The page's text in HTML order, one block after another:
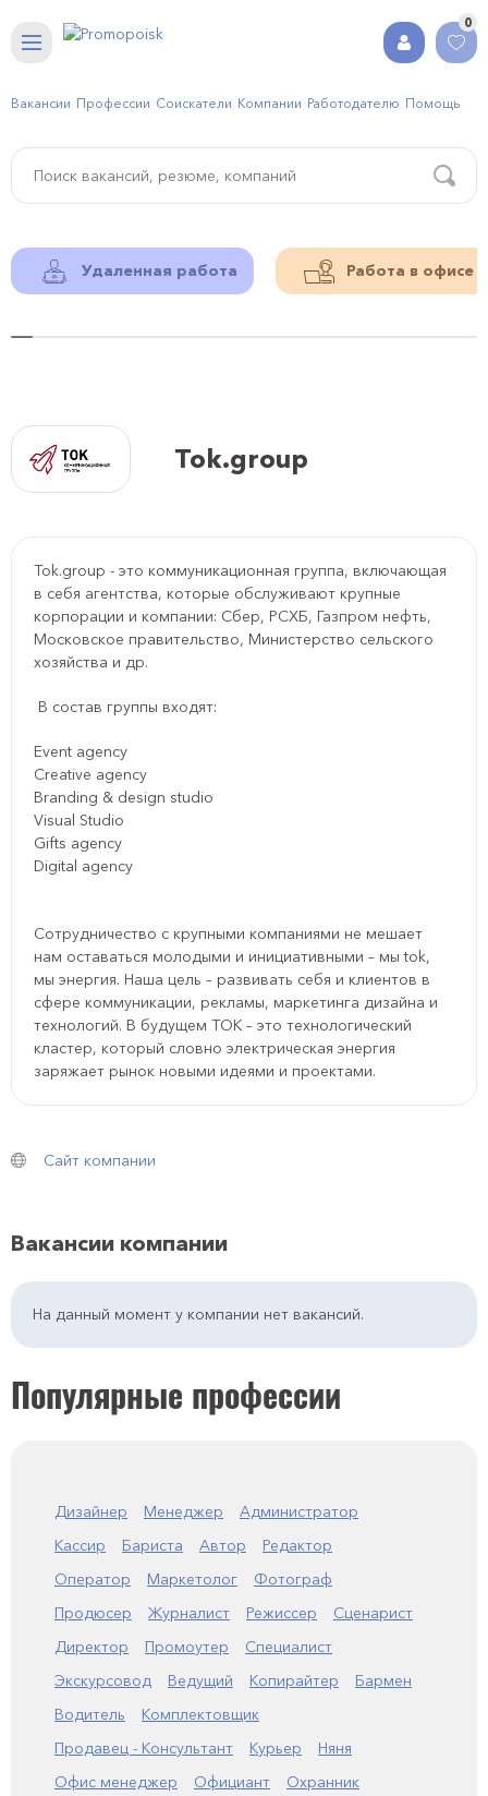
0
Вакансии Профессии Соискатели Компании Работодателю Помощь
Удаленная работа Работа в офисе
Tok.group
Tok.group - это коммуникационная группа, включающая
в себя агентства, которые обслуживают крупные
корпорации и компании: Сбер, РСХБ, Газпром нефть,
Московское правительство, Министерство сельского
хозяйства и др.
В состав группы входят:
Event agency
Creative agency
Branding & design studio
Visual Studio
Gifts agency
Digital agency
Сотрудничество с крупными компаниями не мешает
нам оставаться молодыми и инициативными – мы tok,
мы энергия. Наша цель – развивать себя и клиентов в
сфере коммуникации, рекламы, маркетинга дизайна и
технологий. В будущем TOK – это технологический
кластер, который словно электрическая энергия
заряжает рынок новыми идеями и проектами.
Сайт компании
Вакансии компании
На данный момент у компании нет вакансий.
Популярные профессии
Дизайнер Менеджер
Администратор
Кассир
Бариста Автор
Редактор
Оператор
Маркетолог
Фотограф
Продюсер
Журналист Режиссер
Сценарист
Директор
Промоутер
Специалист
Экскурсовод
Ведущий Копирайтер
Бармен
Водитель
Комплектовщик
Продавец - Консультант
Курьер
Няня
Офис менеджер
Официант
Охранник